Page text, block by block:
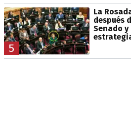
5
La
después
Senado y